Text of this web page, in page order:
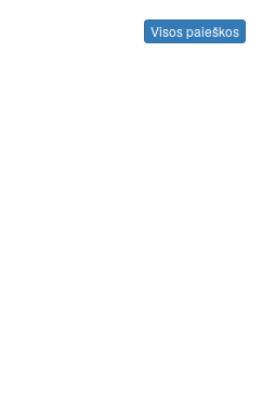
Visos paieškos